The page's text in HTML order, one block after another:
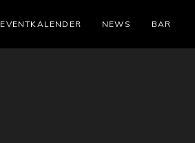
EVENTKALENDER NEWS BAR